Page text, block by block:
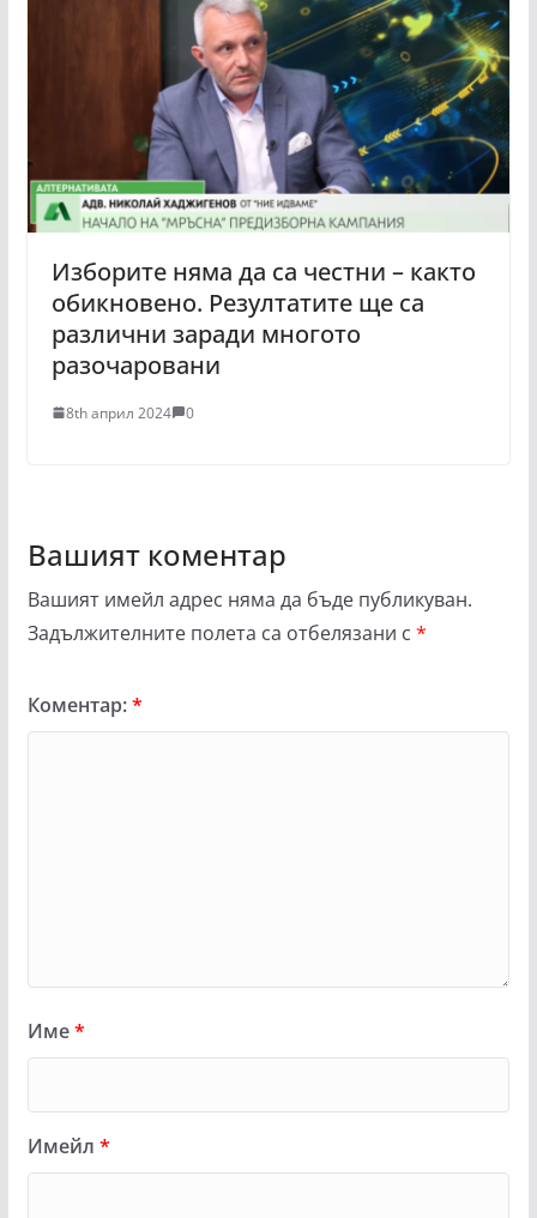
Изборите няма да са честни – както
обикновено. Резултатите ще са
различни заради многото
разочаровани
8th април 2024 0
Вашият коментар
Вашият имейл адрес няма да бъде публикуван.
Задължителните полета са отбелязани с *
Коментар:*
Име*
Имейл *